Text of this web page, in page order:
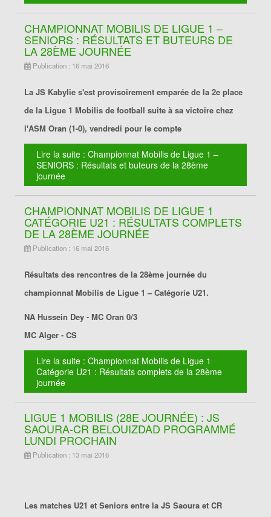
CHAMPIONNAT MOBILIS DE LIGUE 1 –
SENIORS : RÉSULTATS ET BUTEURS DE
LA 28ÈME JOURNÉE
Publication : 16 mai 2016
La JS Kabylie s'est provisoirement emparée de la 2e place
de la Ligue 1 Mobilis de football suite à sa victoire chez
l'ASM Oran (1-0), vendredi pour le compte
Lire la suite : Championnat Mobilis de Ligue 1 –
SENIORS : Résultats et buteurs de la 28ème
journée
CHAMPIONNAT MOBILIS DE LIGUE 1
CATÉGORIE U21 : RÉSULTATS COMPLETS
DE LA 28ÈME JOURNÉE
Publication : 16 mai 2016
Résultats des rencontres de la 28ème journée du
championnat Mobilis de Ligue 1 – Catégorie U21.
NA Hussein Dey - MC Oran 0/3
MC Alger - CS
Lire la suite : Championnat Mobilis de Ligue 1
Catégorie U21 : Résultats complets de la 28ème
journée
LIGUE 1 MOBILIS (28E JOURNÉE) : JS
SAOURA-CR BELOUIZDAD PROGRAMMÉ
LUNDI PROCHAIN
Publication : 13 mai 2016
Les matches U21 et Seniors entre la JS Saoura et CR